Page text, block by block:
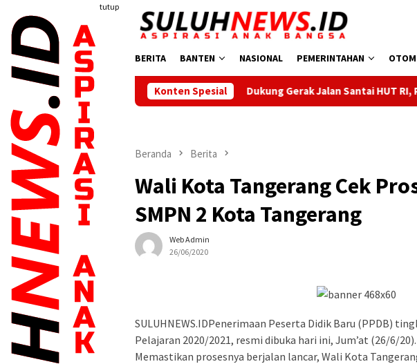
konten
tutup
BERITA BANTEN NASIONAL PEMERINTAHAN
Konten Spesial
Dukung Gerak Jalan Santai HUT RI, Puskesmas Pasir
Beranda Berita
Wali Kota Tangerang Cek
SMPN 2 Kota Tangerang
Web Admin
26/06/2020
SULUHNEWS.IDPenerimaan Peserta Didik Baru (PPDB)
Pelajaran 2020/2021, resmi dibuka hari ini, Jum’at (26/6/20).
Memastikan prosesnya berjalan lancar, Wali Kota